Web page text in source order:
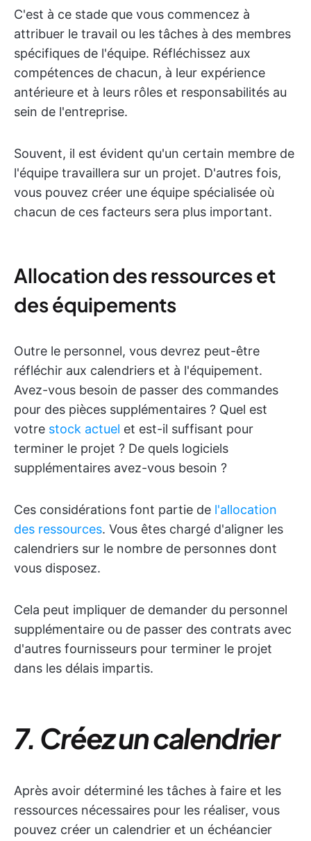
C'est à ce stade que vous commencez à
attribuer le travail ou les tâches à des membres
spécifiques de l'équipe. Réfléchissez aux
compétences de chacun, à leur expérience
antérieure et à leurs rôles et responsabilités au
sein de l'entreprise.
Souvent, il est évident qu'un certain membre de
l'équipe travaillera sur un projet. D'autres fois,
vous pouvez créer une équipe spécialisée où
chacun de ces facteurs sera plus important.
Allocation des ressources et
des équipements
Outre le personnel, vous devrez peut-être
réfléchir aux calendriers et à l'équipement.
Avez-vous besoin de passer des commandes
pour des pièces supplémentaires ? Quel est
votre stock actuel et est-il suffisant pour
terminer le projet ? De quels logiciels
supplémentaires avez-vous besoin ?
Ces considérations font partie de l'allocation
des ressources. Vous êtes chargé d'aligner les
calendriers sur le nombre de personnes dont
vous disposez.
Cela peut impliquer de demander du personnel
supplémentaire ou de passer des contrats avec
d'autres fournisseurs pour terminer le projet
dans les délais impartis.
7. Créez un calendrier
Après avoir déterminé les tâches à faire et les
ressources nécessaires pour les réaliser, vous
pouvez créer un calendrier et un échéancier